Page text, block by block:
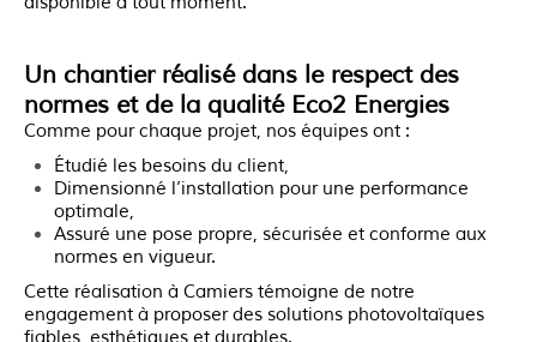
Un chantier réalisé dans le respect des
normes et de la qualité Eco2 Energies
Comme pour chaque projet, nos équipes ont :
étudié les besoins du client,
dimensionné l’installation pour une performance
optimale,
assuré une pose propre, sécurisée et conforme aux
normes en vigueur.
Cette réalisation à Camiers témoigne de notre
engagement à proposer des solutions photovoltaïques